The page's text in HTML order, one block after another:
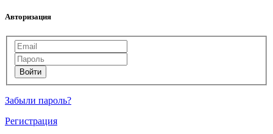
Авторизация
Забыли пароль?
Регистрация